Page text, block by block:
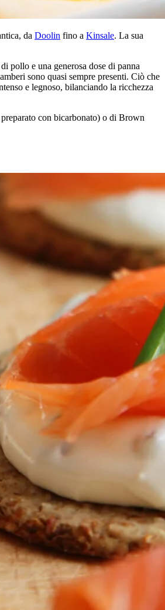
da Doolin fino a Kinsale. La sua
pollo e una generosa dose di panna
sono quasi sempre presenti. Ciò che
e legnoso, bilanciando la ricchezza
con bicarbonato) o di Brown